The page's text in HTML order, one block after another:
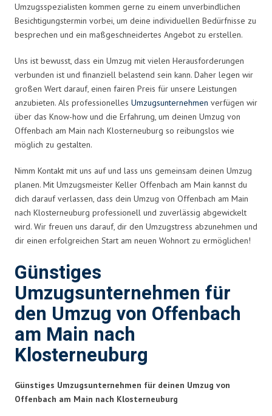
Umzugsspezialisten kommen gerne zu einem unverbindlichen
Besichtigungstermin vorbei, um deine individuellen Bedürfnisse zu
besprechen und ein maßgeschneidertes Angebot zu erstellen.
Uns ist bewusst, dass ein Umzug mit vielen Herausforderungen
verbunden ist und finanziell belastend sein kann. Daher legen wir
großen Wert darauf, einen fairen Preis für unsere Leistungen
anzubieten. Als professionelles Umzugsunternehmen verfügen wir
über das Know-how und die Erfahrung, um deinen Umzug von
Offenbach am Main nach Klosterneuburg so reibungslos wie
möglich zu gestalten.
Nimm Kontakt mit uns auf und lass uns gemeinsam deinen Umzug
planen. Mit Umzugsmeister Keller Offenbach am Main kannst du
dich darauf verlassen, dass dein Umzug von Offenbach am Main
nach Klosterneuburg professionell und zuverlässig abgewickelt
wird. Wir freuen uns darauf, dir den Umzugstress abzunehmen und
dir einen erfolgreichen Start am neuen Wohnort zu ermöglichen!
Günstiges
Umzugsunternehmen für
den Umzug von Offenbach
am Main nach
Klosterneuburg
Günstiges Umzugsunternehmen für deinen Umzug von
Offenbach am Main nach Klosterneuburg